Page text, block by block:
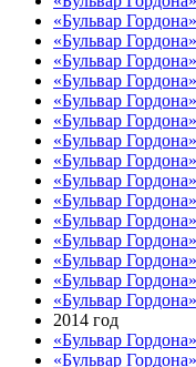
«Бульвар
«Бульвар
«Бульвар
«Бульвар
«Бульвар
«Бульвар
«Бульвар
«Бульвар
«Бульвар
«Бульвар
«Бульвар
«Бульвар
«Бульвар
«Бульвар
«Бульвар
2014 год
«Бульвар
«Бульвар